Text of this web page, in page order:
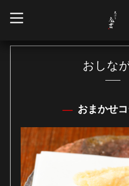
t
o
l
おしな
おまかせ